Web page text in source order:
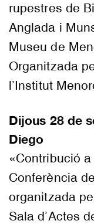
rupestres de
Anglada i
Museu de
Organitzada
l’Institut
Dijous 28 de
Diego
«Contribució
Conferència
organitzada
Sala d’Actes